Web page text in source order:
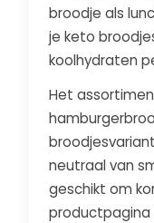
broodje als
je keto
koolhydraten
Het
neutraal van
geschikt om
productpagina